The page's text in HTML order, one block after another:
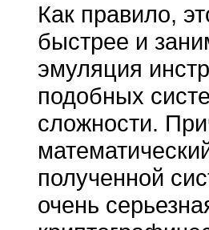
Как правило,
быстрее и
эмуляция
подобных
сложности.
полученной
очень